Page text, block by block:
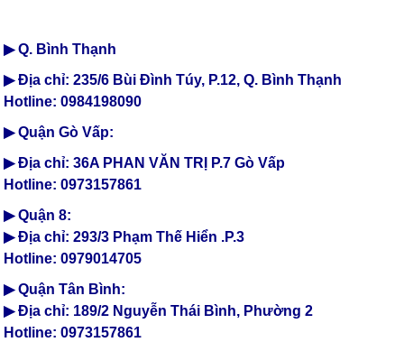
▶ Q. Bình Thạnh
▶ Địa chỉ: 235/6 Bùi Đình Túy, P.12, Q. Bình Thạnh
Hotline: 0984198090
▶ Quận Gò Vấp:
▶ Địa chỉ: 36A PHAN VĂN TRỊ P.7 Gò Vấp
Hotline: 0973157861
▶ Quận 8:
▶ Địa chỉ: 293/3 Phạm Thế Hiển .P.3
Hotline: 0979014705
▶ Quận Tân Bình:
▶ Địa chỉ: 189/2 Nguyễn Thái Bình, Phường 2
Hotline: 0973157861